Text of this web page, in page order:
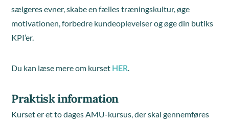
sælgeres evner, skabe en fælles træningskultur, øge
motivationen, forbedre kundeoplevelser og øge din butiks
KPI’er.
Du kan læse mere om kurset HER.
Praktisk information
Kurset er et to dages AMU-kursus, der skal gennemføres